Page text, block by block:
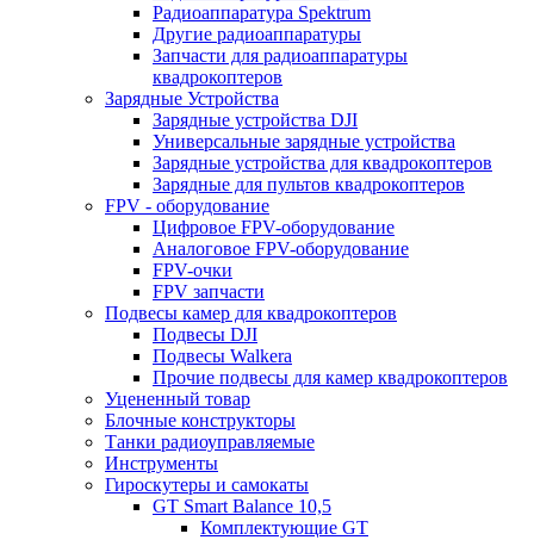
Радиоаппаратура Spektrum
Другие радиоаппаратуры
Запчасти для радиоаппаратуры
квадрокоптеров
Зарядные Устройства
Зарядные устройства DJI
Универсальные зарядные устройства
Зарядные устройства для квадрокоптеров
Зарядные для пультов квадрокоптеров
FPV - оборудование
Цифровое FPV-оборудование
Аналоговое FPV-оборудование
FPV-очки
FPV запчасти
Подвесы камер для квадрокоптеров
Подвесы DJI
Подвесы Walkera
Прочие подвесы для камер квадрокоптеров
Уцененный товар
Блочные конструкторы
Танки радиоуправляемые
Инструменты
Гироскутеры и самокаты
GT Smart Balance 10,5
Комплектующие GT